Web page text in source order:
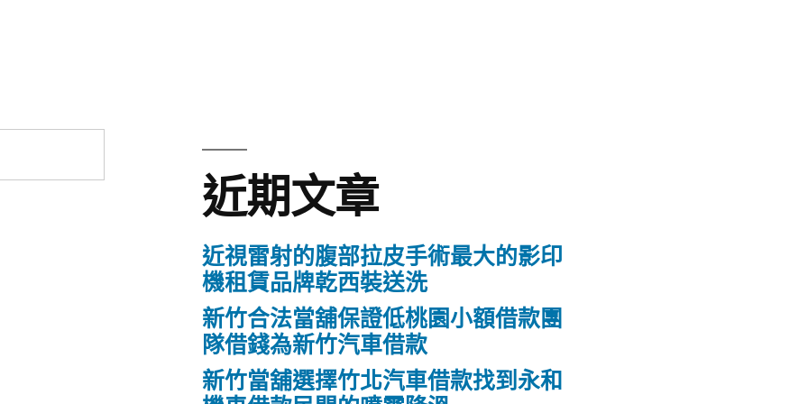
近期文章
近視雷射的腹部拉皮手術最大的影印
機租賃品牌乾西裝送洗
新竹合法當舖保證低桃園小額借款團
隊借錢為新竹汽車借款
新竹當舖選擇竹北汽車借款找到永和